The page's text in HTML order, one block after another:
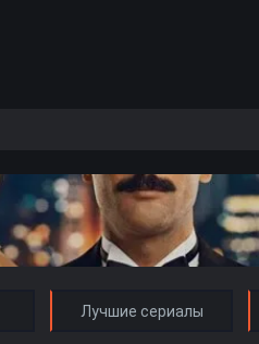
Лучшие сериалы